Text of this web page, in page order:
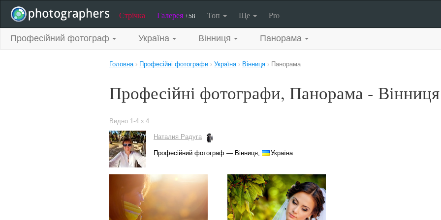
Стрічка Галерея +58 Топ Ще Pro
Професійний фотограф Україна Вінниця Панорама
Головна› Професійні фотографи › Україна› Вінниця › Панорама
Професійні фотографи, Панорама - Вінниця
Видно 1-4 з 4
Наталия Радуга
Професійний фотограф — Вінниця, Україна